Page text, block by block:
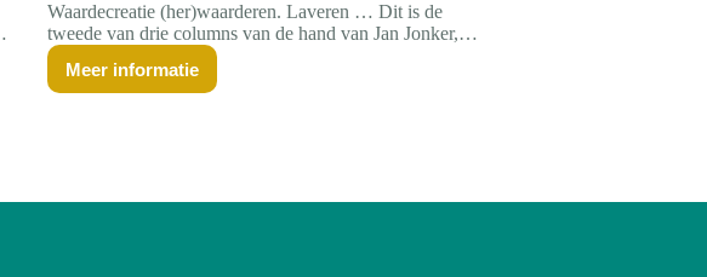
Waardecreatie (her)waarderen. Laveren … Dit is de
tweede van drie columns van de hand van Jan Jonker,
keynote spreker op het Jaarcongres ‘Van Winst naar
Waarde’. Zijn eerste column Zoeken naar Samen Anders
lees je hier. Wat is waardecreatie toch een merkwaardig,…
Meer informatie
Blog
Jan